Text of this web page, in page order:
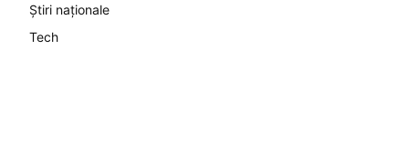
Știri naționale
Tech